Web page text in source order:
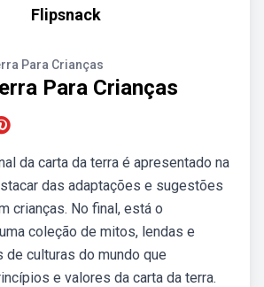
Flipsnack
Para Crianças
Para Crianças
da carta da terra é apresentado na
das adaptações e sugestões
crianças. No final, está o
coleção de mitos, lendas e
culturas do mundo que
e valores da carta da terra.